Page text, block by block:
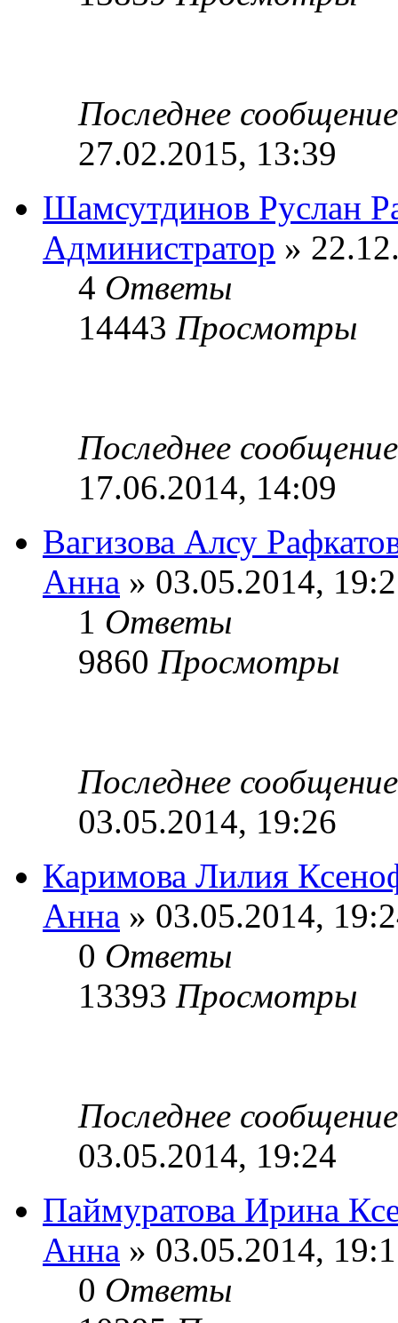
Последнее
27.02.2015, 13:39
Шамсутдинов Руслан
Администратор »
4 Ответы
14443 Просмотры
Последнее
17.06.2014, 14:09
Вагизова Алсу
Анна » 03.05.2014,
1 Ответы
9860 Просмотры
Последнее
03.05.2014, 19:26
Каримова Лилия
Анна » 03.05.2014,
0 Ответы
13393 Просмотры
Последнее
03.05.2014, 19:24
Паймуратова Ирина
Анна » 03.05.2014,
0 Ответы